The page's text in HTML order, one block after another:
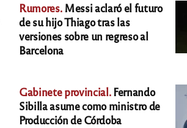
Rumores.Messi aclaró el futuro
de su hijo Thiago tras las
versiones sobre un regreso al
Barcelona
Gabinete provincial.Fernando
Sibilla asume como ministro de
Producción de Córdoba